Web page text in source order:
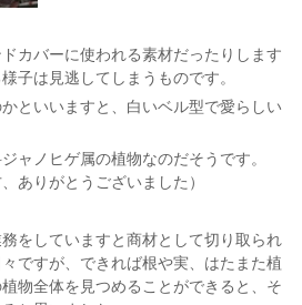
カバーに使われる素材だったりします
子は見逃してしまうものです。
といいますと、白いベル型で愛らしい
ャノヒゲ属の植物なのだそうです。
ありがとうございました）
をしていますと商材として切り取られ
ですが、できれば根や実、はたまた植
物全体を見つめることができると、そ